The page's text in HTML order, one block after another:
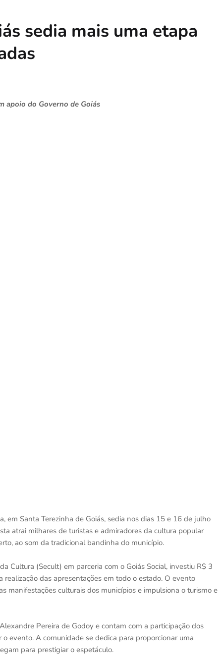
sedia mais uma etapa
apoio do Governo de Goiás
em Santa Terezinha de Goiás, sedia nos dias 15 e 16 de julho
atrai milhares de turistas e admiradores da cultura popular
ao som da tradicional bandinha do município.
Cultura (Secult) em parceria com o Goiás Social, investiu R$ 3
das apresentações em todo o estado. O evento
manifestações culturais dos municípios e impulsiona o turismo e
Pereira de Godoy e contam com a participação dos
evento. A comunidade se dedica para proporcionar uma
para prestigiar o espetáculo.